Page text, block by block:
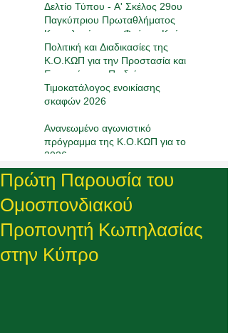
16-17/05/2026
Δελτίο Τύπου - Α' Σκέλος 29ου
Παγκύπριου Πρωταθλήματος
Κωπηλασίας στο Φράγμα Κούρη
17-19/4/2026
Πολιτική και Διαδικασίες της
Κ.Ο.ΚΩΠ για την Προστασία και
Ευημερία των Παιδιών στον
Αθλητισμό
Τιμοκατάλογος ενοικίασης
σκαφών 2026
Ανανεωμένο αγωνιστικό
πρόγραμμα της Κ.Ο.ΚΩΠ για το
2026
Πρώτη Παρουσία του
Ομοσπονδιακού
Προπονητή Κωπηλασίας
στην Κύπρο